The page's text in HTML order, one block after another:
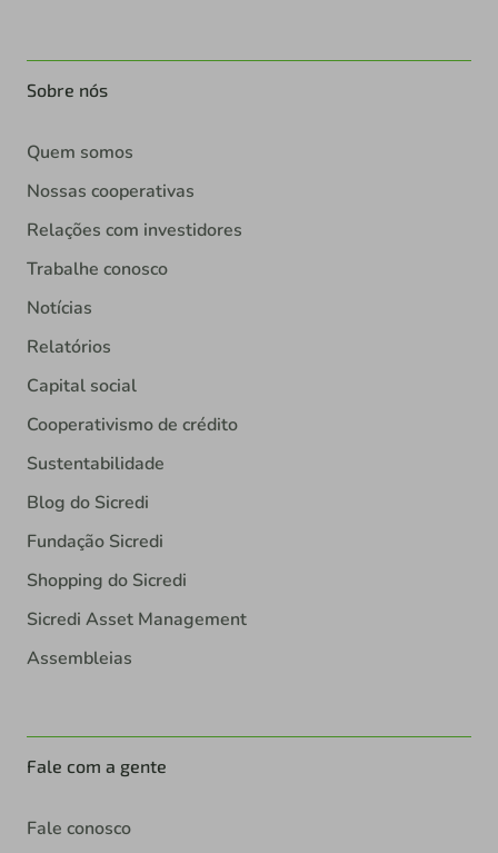
Sobre nós
Quem somos
Nossas cooperativas
Relações com investidores
Trabalhe conosco
Notícias
Relatórios
Capital social
Cooperativismo de crédito
Sustentabilidade
Blog do Sicredi
Fundação Sicredi
Shopping do Sicredi
Sicredi Asset Management
Assembleias
Fale com a gente
Fale conosco